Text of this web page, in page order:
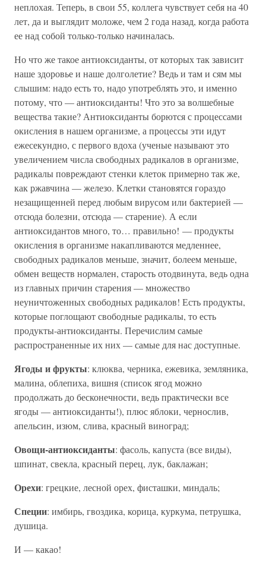
неплохая. Теперь, в свои 55, коллега чувствует себя на 40
лет, да и выглядит моложе, чем 2 года назад, когда работа
ее над собой только-только начиналась.
Но что же такое антиоксиданты, от которых так зависит
наше здоровье и наше долголетие? Ведь и там и сям мы
слышим: надо есть то, надо употреблять это, и именно
потому, что — антиоксиданты! Что это за волшебные
вещества такие? Антиоксиданты борются с процессами
окисления в нашем организме, а процессы эти идут
ежесекундно, с первого вдоха (ученые называют это
увеличением числа свободных радикалов в организме,
радикалы повреждают стенки клеток примерно так же,
как ржавчина — железо. Клетки становятся гораздо
незащищенней перед любым вирусом или бактерией —
отсюда болезни, отсюда — старение). А если
антиоксидантов много, то… правильно! — продукты
окисления в организме накапливаются медленнее,
свободных радикалов меньше, значит, болеем меньше,
обмен веществ нормален, старость отодвинута, ведь одна
из главных причин старения — множество
неуничтоженных свободных радикалов! Есть продукты,
которые поглощают свободные радикалы, то есть
продукты-антиоксиданты. Перечислим самые
распространенные их них — самые для нас доступные.
Ягоды и фрукты: клюква, черника, ежевика, земляника,
малина, облепиха, вишня (список ягод можно
продолжать до бесконечности, ведь практически все
ягоды — антиоксиданты!), плюс яблоки, чернослив,
апельсин, изюм, слива, красный виноград;
Овощи-антиоксиданты: фасоль, капуста (все виды),
шпинат, свекла, красный перец, лук, баклажан;
Орехи: грецкие, лесной орех, фисташки, миндаль;
Специи: имбирь, гвоздика, корица, куркума, петрушка,
душица.
И — какао!